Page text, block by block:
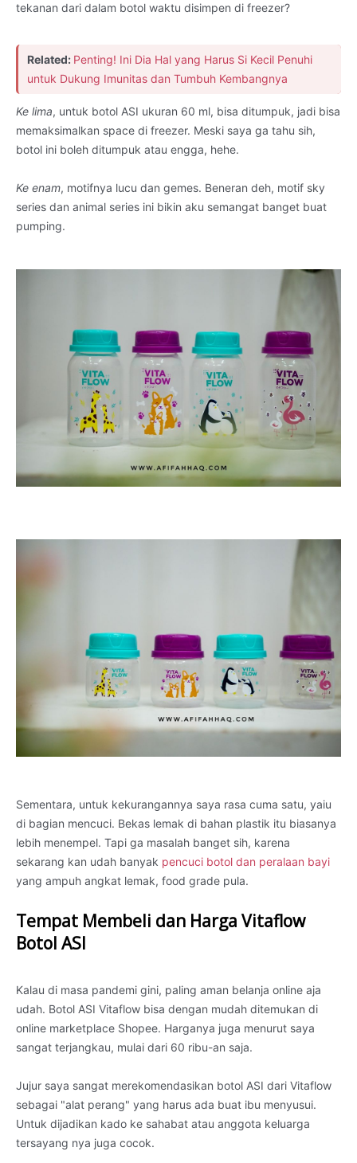
tekanan dari dalam botol waktu disimpen di freezer?
Related: Penting! Ini Dia Hal yang Harus Si Kecil Penuhi
untuk Dukung Imunitas dan Tumbuh Kembangnya
Ke lima, untuk botol ASI ukuran 60 ml, bisa ditumpuk, jadi bisa
memaksimalkan space di freezer. Meski saya ga tahu sih,
botol ini boleh ditumpuk atau engga, hehe.
Ke enam, motifnya lucu dan gemes. Beneran deh, motif sky
series dan animal series ini bikin aku semangat banget buat
pumping.
Sementara, untuk kekurangannya saya rasa cuma satu, yaiu
di bagian mencuci. Bekas lemak di bahan plastik itu biasanya
lebih menempel. Tapi ga masalah banget sih, karena
sekarang kan udah banyak pencuci botol dan peralaan bayi
yang ampuh angkat lemak, food grade pula.
Tempat Membeli dan Harga Vitaflow
Botol ASI
Kalau di masa pandemi gini, paling aman belanja online aja
udah. Botol ASI Vitaflow bisa dengan mudah ditemukan di
online marketplace Shopee. Harganya juga menurut saya
sangat terjangkau, mulai dari 60 ribu-an saja.
Jujur saya sangat merekomendasikan botol ASI dari Vitaflow
sebagai "alat perang" yang harus ada buat ibu menyusui.
Untuk dijadikan kado ke sahabat atau anggota keluarga
tersayang nya juga cocok.